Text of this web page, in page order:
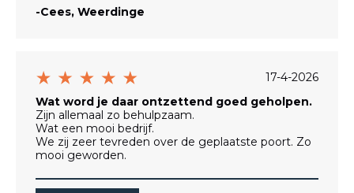
heeft opgelost. ook al is hij de "electronica" man, hij
heeft ook de stalen rollen en het neuswiel opnieuw
langs de weg.....(-;
-Cees, Weerdinge
17-4-2026
Wat word je daar ontzettend goed geholpen.
Zijn allemaal zo behulpzaam.
Wat een mooi bedrijf.
We zij zeer tevreden over de geplaatste poort. Zo
mooi geworden.